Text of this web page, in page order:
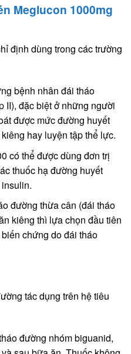
Meglucon 1000mg
định dùng trong các trường
bệnh nhân đái tháo
II), đặc biệt ở những người
được mức đường huyết
hay luyện tập thể lực.
có thể được dùng đơn trị
thuốc hạ đường huyết
đường thừa cân (đái tháo
kiêng thì lựa chọn đầu tiên
chứng do đái tháo
tác dụng trên hệ tiêu
đường nhóm biguanid,